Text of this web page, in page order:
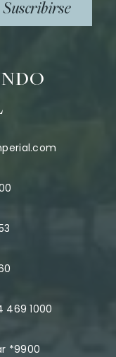
Suscribirse
469 1000
*9900